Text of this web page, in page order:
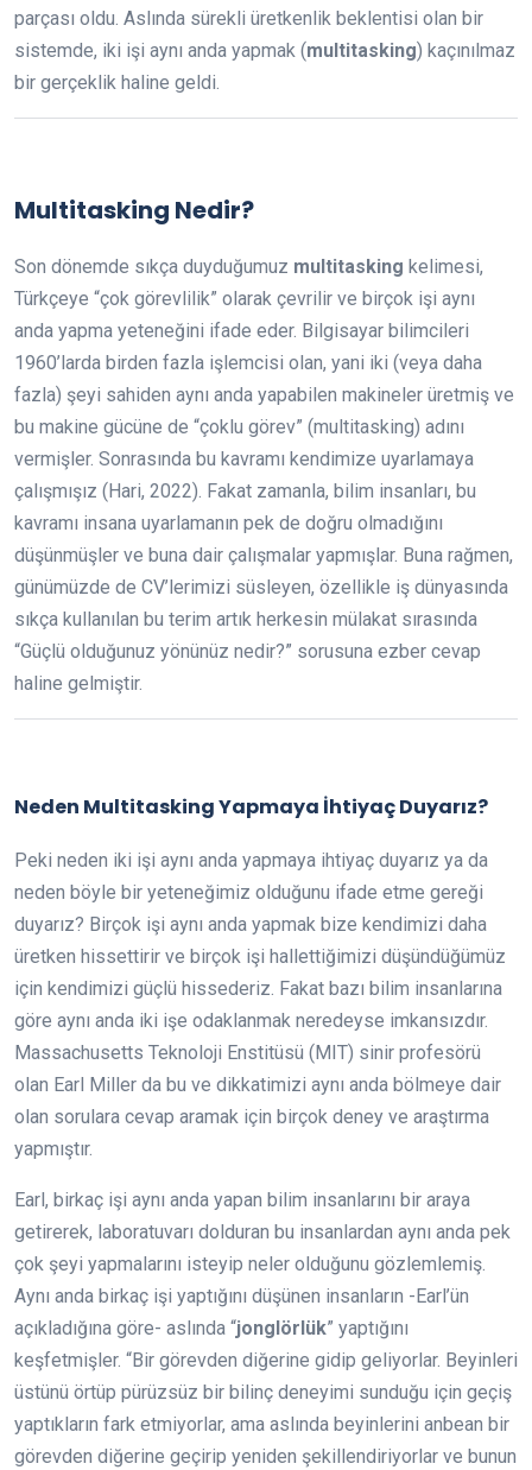
parçası oldu. Aslında sürekli üretkenlik beklentisi olan bir
sistemde, iki işi aynı anda yapmak (multitasking) kaçınılmaz
bir gerçeklik haline geldi.
Multitasking Nedir?
Son dönemde sıkça duyduğumuz multitasking kelimesi,
Türkçeye “çok görevlilik” olarak çevrilir ve birçok işi aynı
anda yapma yeteneğini ifade eder. Bilgisayar bilimcileri
1960’larda birden fazla işlemcisi olan, yani iki (veya daha
fazla) şeyi sahiden aynı anda yapabilen makineler üretmiş ve
bu makine gücüne de “çoklu görev” (multitasking) adını
vermişler. Sonrasında bu kavramı kendimize uyarlamaya
çalışmışız (Hari, 2022). Fakat zamanla, bilim insanları, bu
kavramı insana uyarlamanın pek de doğru olmadığını
düşünmüşler ve buna dair çalışmalar yapmışlar. Buna rağmen,
günümüzde de CV’lerimizi süsleyen, özellikle iş dünyasında
sıkça kullanılan bu terim artık herkesin mülakat sırasında
“Güçlü olduğunuz yönünüz nedir?” sorusuna ezber cevap
haline gelmiştir.
Neden Multitasking Yapmaya İhtiyaç Duyarız?
Peki neden iki işi aynı anda yapmaya ihtiyaç duyarız ya da
neden böyle bir yeteneğimiz olduğunu ifade etme gereği
duyarız? Birçok işi aynı anda yapmak bize kendimizi daha
üretken hissettirir ve birçok işi hallettiğimizi düşündüğümüz
için kendimizi güçlü hissederiz. Fakat bazı bilim insanlarına
göre aynı anda iki işe odaklanmak neredeyse imkansızdır.
Massachusetts Teknoloji Enstitüsü (MIT) sinir profesörü
olan Earl Miller da bu ve dikkatimizi aynı anda bölmeye dair
olan sorulara cevap aramak için birçok deney ve araştırma
yapmıştır.
Earl, birkaç işi aynı anda yapan bilim insanlarını bir araya
getirerek, laboratuvarı dolduran bu insanlardan aynı anda pek
çok şeyi yapmalarını isteyip neler olduğunu gözlemlemiş.
Aynı anda birkaç işi yaptığını düşünen insanların -Earl’ün
açıkladığına göre- aslında “jonglörlük” yaptığını
keşfetmişler. “Bir görevden diğerine gidip geliyorlar. Beyinleri
üstünü örtüp pürüzsüz bir bilinç deneyimi sunduğu için geçiş
yaptıkların fark etmiyorlar, ama aslında beyinlerini anbean bir
görevden diğerine geçirip yeniden şekillendiriyorlar ve bunun